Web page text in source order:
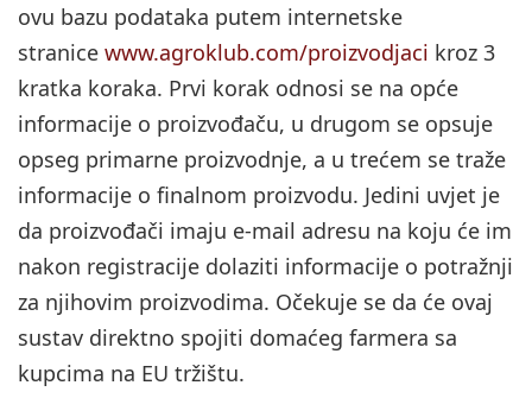
ovu bazu podataka putem internetske
stranice www.agroklub.com/proizvodjaci kroz 3
kratka koraka. Prvi korak odnosi se na opće
informacije o proizvođaču, u drugom se opsuje
opseg primarne proizvodnje, a u trećem se traže
informacije o finalnom proizvodu. Jedini uvjet je
da proizvođači imaju e-mail adresu na koju će im
nakon registracije dolaziti informacije o potražnji
za njihovim proizvodima. Očekuje se da će ovaj
sustav direktno spojiti domaćeg farmera sa
kupcima na EU tržištu.